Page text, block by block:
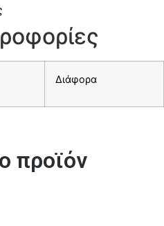
Διάφορα
προϊόν